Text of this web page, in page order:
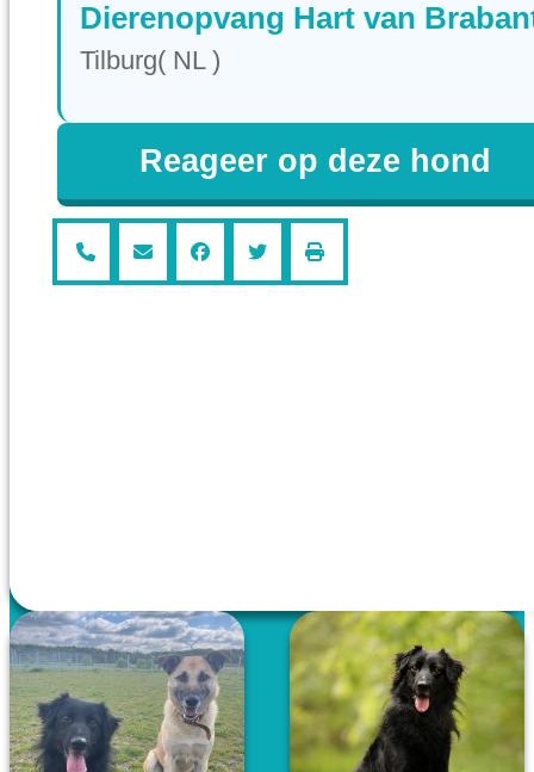
Dierenopvang Hart van
Tilburg( NL )
Reageer op deze hond